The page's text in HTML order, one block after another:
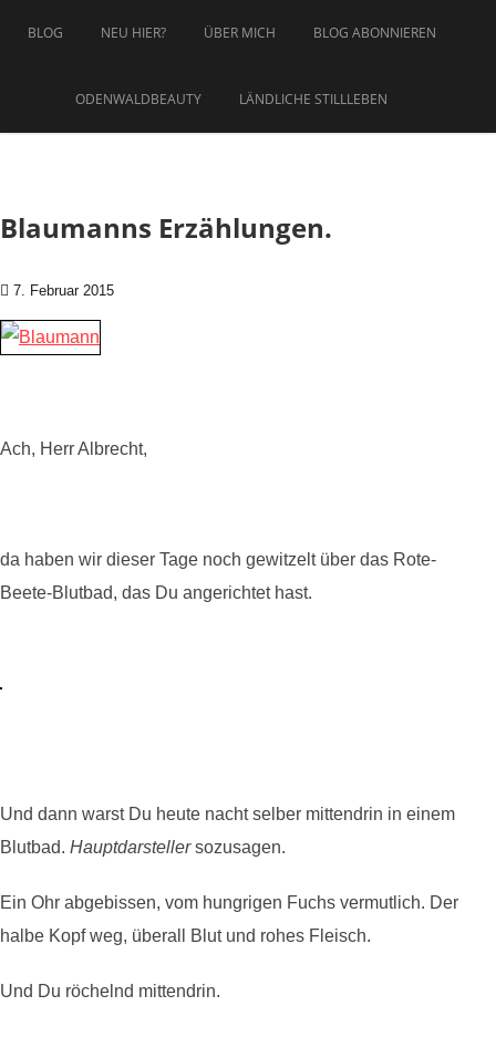
BLOG
NEU HIER? ÜBER MICH BLOG ABONNIEREN
ODENWALDBEAUTY LÄNDLICHE STILLLEBEN
Blaumanns Erzählungen.
7. Februar 2015
Ach, Herr Albrecht,
da haben wir dieser Tage noch gewitzelt über das Rote-
Beete-Blutbad, das Du angerichtet hast.
Und dann warst Du heute nacht selber mittendrin in einem
Blutbad. Hauptdarstellersozusagen.
Ein Ohr abgebissen, vom hungrigen Fuchs vermutlich. Der
halbe Kopf weg, überall Blut und rohes Fleisch.
Und Du röchelnd mittendrin.